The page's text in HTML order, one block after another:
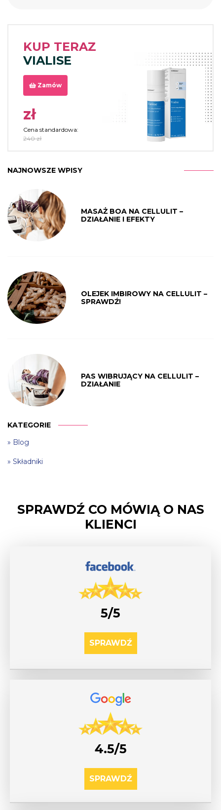
KUP TERAZ
VIALISE
Zamów
zł
Cena standardowa:
240 zł
NAJNOWSZE WPISY
MASAŻ BOA NA CELLULIT –
DZIAŁANIE I EFEKTY
OLEJEK IMBIROWY NA CELLULIT –
SPRAWDŹ!
PAS WIBRUJĄCY NA CELLULIT –
DZIAŁANIE
KATEGORIE
Blog
Składniki
SPRAWDŹ CO MÓWIĄ O NAS
KLIENCI
5/5
SPRAWDŹ
4.5/5
SPRAWDŹ